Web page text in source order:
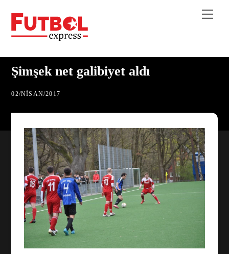
Şimşek net galibiyet aldı
02/NISAN/2017